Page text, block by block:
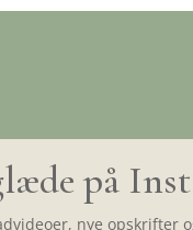
på
nye opskrifter